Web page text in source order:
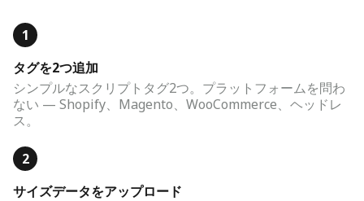
1
タグを2つ追加
シンプルなスクリプトタグ2つ。プラットフォームを問わ
ない — Shopify、Magento、WooCommerce、ヘッドレ
ス。
2
サイズデータをアップロード